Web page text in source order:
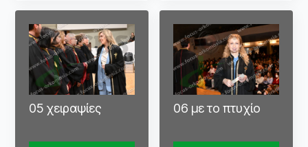
05 χειραψίες 06 με το πτυχίο